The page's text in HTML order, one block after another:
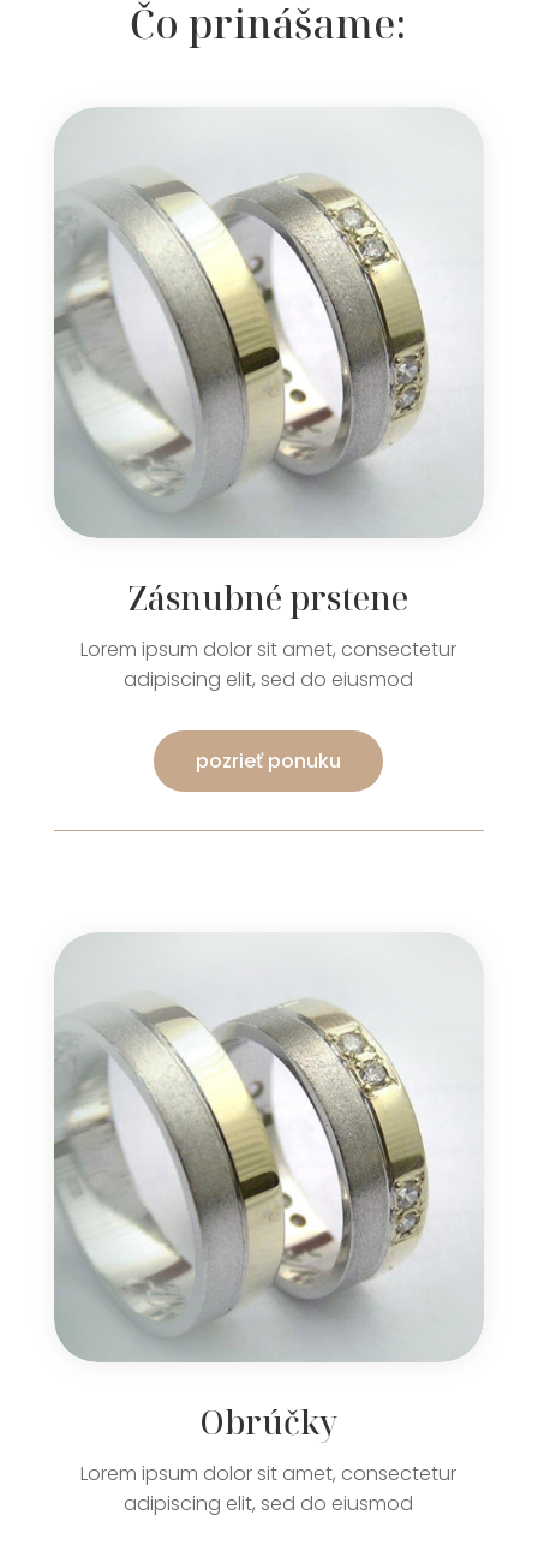
Čo prinášame:
Zásnubné prstene
Lorem ipsum dolor sit amet, consectetur
adipiscing elit, sed do eiusmod
pozrieť ponuku
Obrúčky
Lorem ipsum dolor sit amet, consectetur
adipiscing elit, sed do eiusmod